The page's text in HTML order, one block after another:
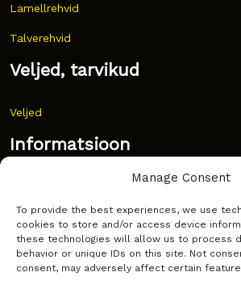
Manage Consent
To provide the best experiences, we use
cookies to store and/or access device
these technologies will allow us to process
behavior or unique IDs on this site. Not
consent, may adversely affect certain
Lamellrehvid
Talverehvid
Veljed, tarvikud
Veljed
Informatsioon
Korduma kippuvad küsimused
Kust osta?
Küpsiste poliitika